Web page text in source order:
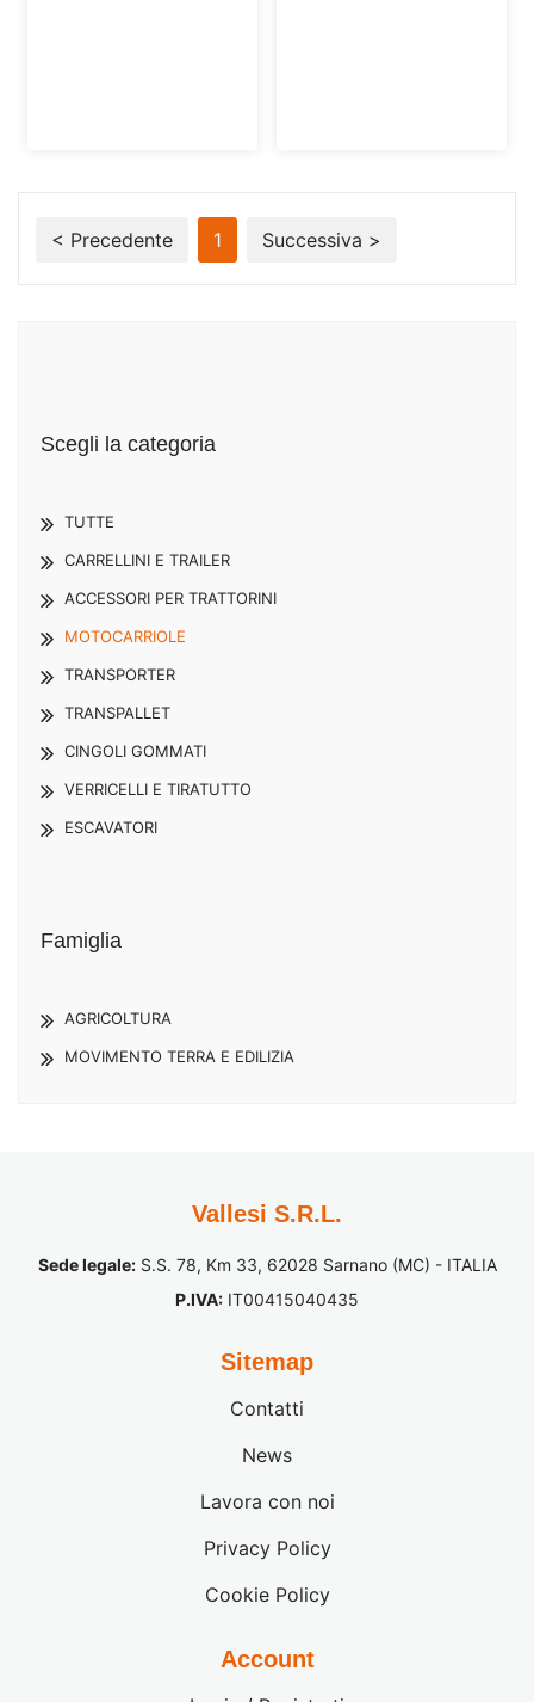
< Precedente 1 Successiva >
Scegli la categoria
TUTTE
CARRELLINI E TRAILER
ACCESSORI PER TRATTORINI
MOTOCARRIOLE
TRANSPORTER
TRANSPALLET
CINGOLI GOMMATI
VERRICELLI E TIRATUTTO
ESCAVATORI
Famiglia
AGRICOLTURA
MOVIMENTO TERRA E EDILIZIA
Vallesi S.R.L.
Sede legale:S.S. 78, Km 33, 62028 Sarnano (MC) - ITALIA
P.IVA: IT00415040435
Sitemap
Contatti
News
Lavora con noi
Privacy Policy
Cookie Policy
Account